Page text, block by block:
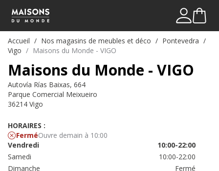
Mon
Me
Accueil Nos magasins de meubles et déco
Pontevedra
Vigo
Maisons du Monde - VIGO
Maisons du Monde - VIGO
Autovía Rías Baixas, 664
Parque Comercial Meixueiro
36214 Vigo
HORAIRES :
FerméOuvre demain à 10:00
Vendredi
10:00-22:00
Samedi
10:00-22:00
Dimanche
Fermé